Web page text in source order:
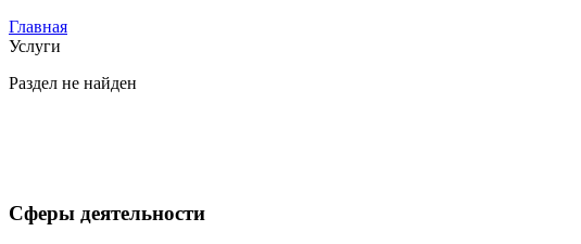
Главная
Услуги
Раздел не найден
Сферы деятельности